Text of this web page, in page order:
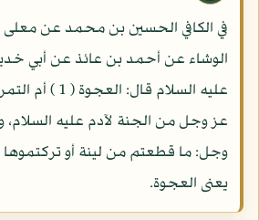
في الكافي الحسين بن محمد عن
الوشاء عن أحمد بن عائذ عن أبي
عليه السلام قال:
عز وجل من الجنة لآدم عليه السلام،
وجل: ما قطعتم من لينة أو تركتموها
يعنى العجوة.